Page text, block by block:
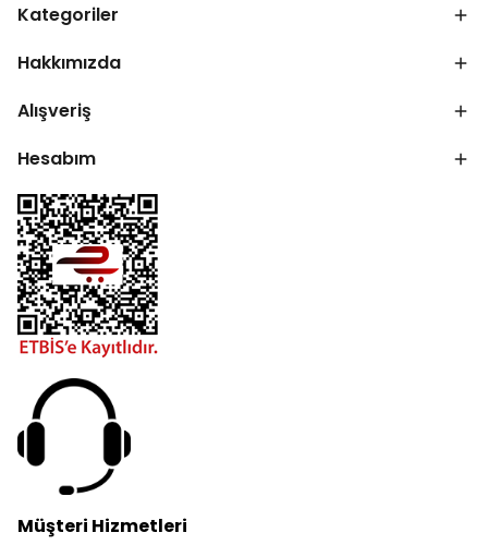
Kategoriler
Hakkımızda
Alışveriş
Hesabım
Müşteri Hizmetleri